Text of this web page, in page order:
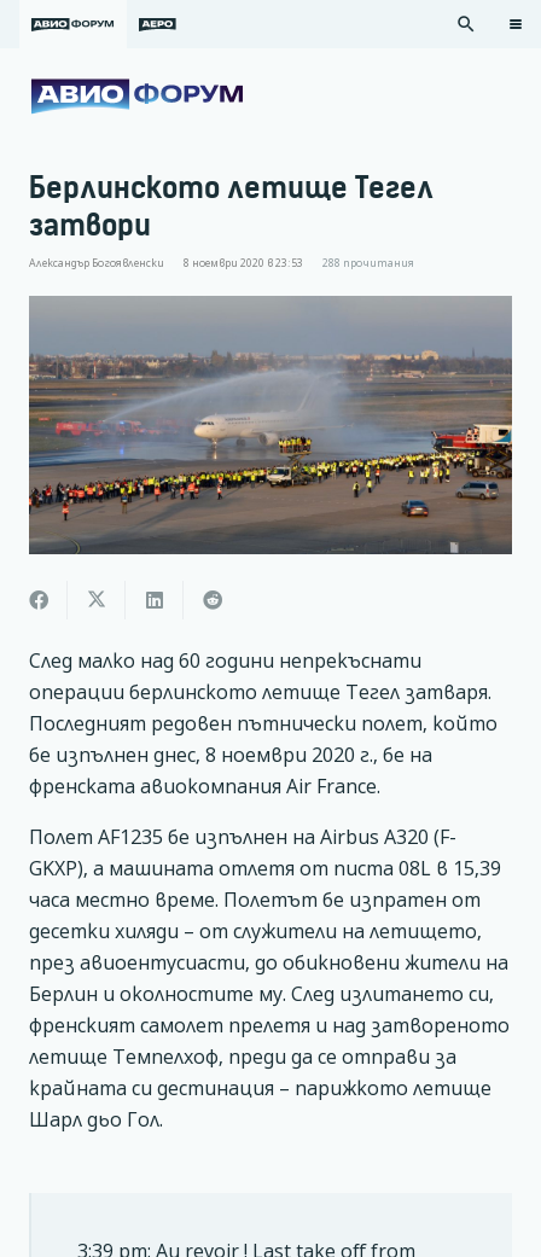
search
Берлинското летище Тегел
затвори
Александър Богоявленски 8 ноември 2020 в 23:53 288 прочитания
След малко над 60 години непрекъснати
операции берлинското летище Тегел затваря.
Последният редовен пътнически полет, който
бе изпълнен днес, 8 ноември 2020 г., бе на
френската авиокомпания Air France.
Полет AF1235 бе изпълнен на Airbus A320 (F-
GKXP), а машината отлетя от писта 08L в 15,39
часа местно време. Полетът бе изпратен от
десетки хиляди – от служители на летището,
през авиоентусиасти, до обикновени жители на
Берлин и околностите му. След излитането си,
френският самолет прелетя и над затвореното
летище Темпелхоф, преди да се отправи за
крайната си дестинация – парижкото летище
Шарл дьо Гол.
3:39 pm: Au revoir ! Last take off from